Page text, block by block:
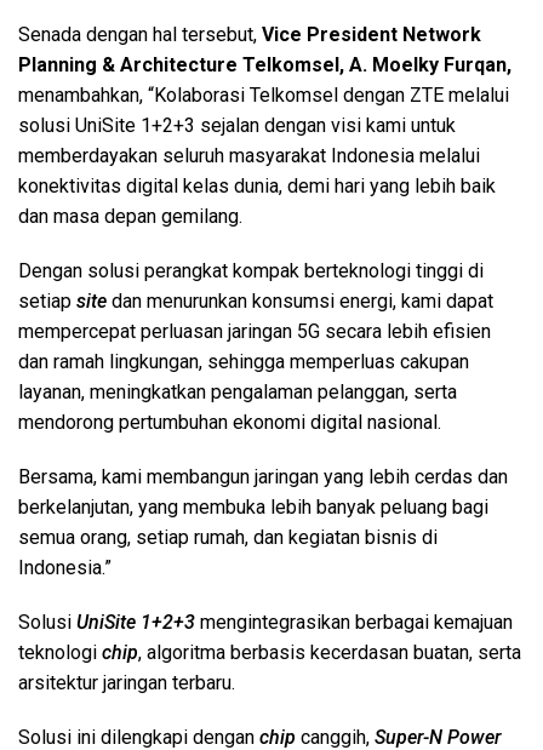
Senada dengan hal tersebut, Vice President Network
Planning & Architecture Telkomsel, A. Moelky Furqan,
menambahkan, “Kolaborasi Telkomsel dengan ZTE melalui
solusi UniSite 1+2+3 sejalan dengan visi kami untuk
memberdayakan seluruh masyarakat Indonesia melalui
konektivitas digital kelas dunia, demi hari yang lebih baik
dan masa depan gemilang.
Dengan solusi perangkat kompak berteknologi tinggi di
setiap site dan menurunkan konsumsi energi, kami dapat
mempercepat perluasan jaringan 5G secara lebih efisien
dan ramah lingkungan, sehingga memperluas cakupan
layanan, meningkatkan pengalaman pelanggan, serta
mendorong pertumbuhan ekonomi digital nasional.
Bersama, kami membangun jaringan yang lebih cerdas dan
berkelanjutan, yang membuka lebih banyak peluang bagi
semua orang, setiap rumah, dan kegiatan bisnis di
Indonesia.”
Solusi UniSite 1+2+3 mengintegrasikan berbagai kemajuan
teknologi chip, algoritma berbasis kecerdasan buatan, serta
arsitektur jaringan terbaru.
Solusi ini dilengkapi dengan chip canggih, Super-N Power